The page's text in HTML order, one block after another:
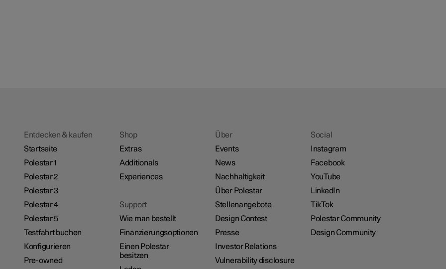
Entdecken & kaufen
Startseite
Polestar 1
Polestar 2
Polestar 3
Polestar 4
Polestar 5
Testfahrt buchen
Konfigurieren
Pre-owned
Shop
Extras
Additionals
Experiences
Support
Wie man bestellt
Finanzierungsoptionen
Einen Polestar
besitzen
Über
Events
News
Nachhaltigkeit
Über Polestar
Stellenangebote
Design Contest
Presse
Investor Relations
Vulnerability disclosure
Social
Instagram
Facebook
YouTube
LinkedIn
TikTok
Polestar Community
Design Community